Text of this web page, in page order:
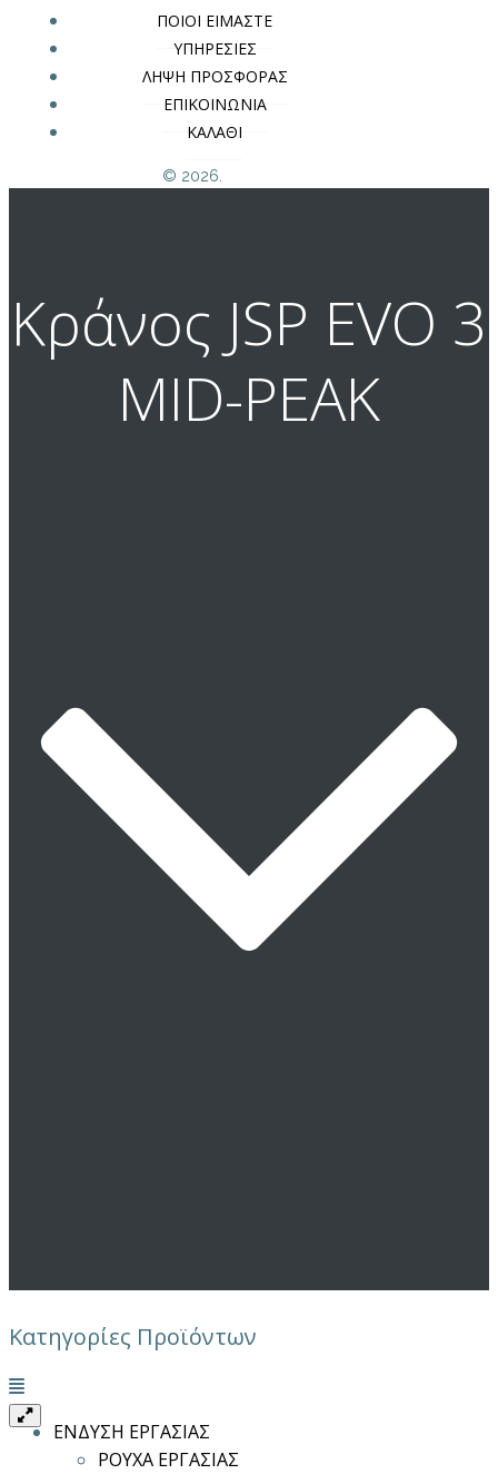
ΠΟΙΟΙ ΕΙΜΑΣΤΕ
ΥΠΗΡΕΣΙΕΣ
ΛΗΨΗ ΠΡΟΣΦΟΡΑΣ
ΕΠΙΚΟΙΝΩΝΙΑ
ΚΑΛΑΘΙ
© 2026.
Κράνος JSP EVO 3
MID-PEAK
Κατηγορίες Προϊόντων
Μενού
ΕΝΔΥΣΗ ΕΡΓΑΣΙΑΣ
ΡΟΥΧΑ ΕΡΓΑΣΙΑΣ